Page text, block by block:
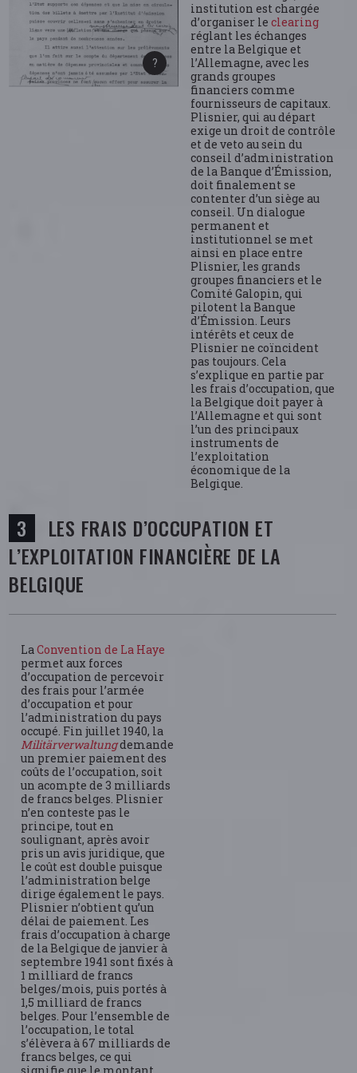
institution est chargée
d’organiser le clearing
réglant les échanges
entre la Belgique et
l’Allemagne, avec les
grands groupes
financiers comme
fournisseurs de capitaux.
Plisnier, qui au départ
exige un droit de contrôle
et de veto au sein du
conseil d’administration
de la Banque d’Émission,
doit finalement se
contenter d’un siège au
conseil. Un dialogue
permanent et
institutionnel se met
ainsi en place entre
Plisnier, les grands
groupes financiers et le
Comité Galopin, qui
pilotent la Banque
d’Émission. Leurs
intérêts et ceux de
Plisnier ne coïncident
pas toujours. Cela
s’explique en partie par
les frais d’occupation, que
la Belgique doit payer à
l’Allemagne et qui sont
l’un des principaux
instruments de
l’exploitation
économique de la
Belgique.
LES FRAIS D’OCCUPATION ET
L’EXPLOITATION FINANCIÈRE DE LA
BELGIQUE
LaConvention de La Haye
permet aux forces
d’occupation de percevoir
des frais pour l’armée
d’occupation et pour
l’administration du pays
occupé. Fin juillet 1940, la
Militärverwaltungdemande
un premier paiement des
coûts de l’occupation, soit
un acompte de 3 milliards
de francs belges. Plisnier
n’en conteste pas le
principe, tout en
soulignant, après avoir
pris un avis juridique, que
le coût est double puisque
l’administration belge
dirige également le pays.
Plisnier n’obtient qu’un
délai de paiement. Les
frais d’occupation à charge
de la Belgique de janvier à
septembre 1941 sont fixés à
1 milliard de francs
belges/mois, puis portés à
1,5 milliard de francs
belges. Pour l’ensemble de
l’occupation, le total
s’élèvera à 67 milliards de
francs belges, ce qui